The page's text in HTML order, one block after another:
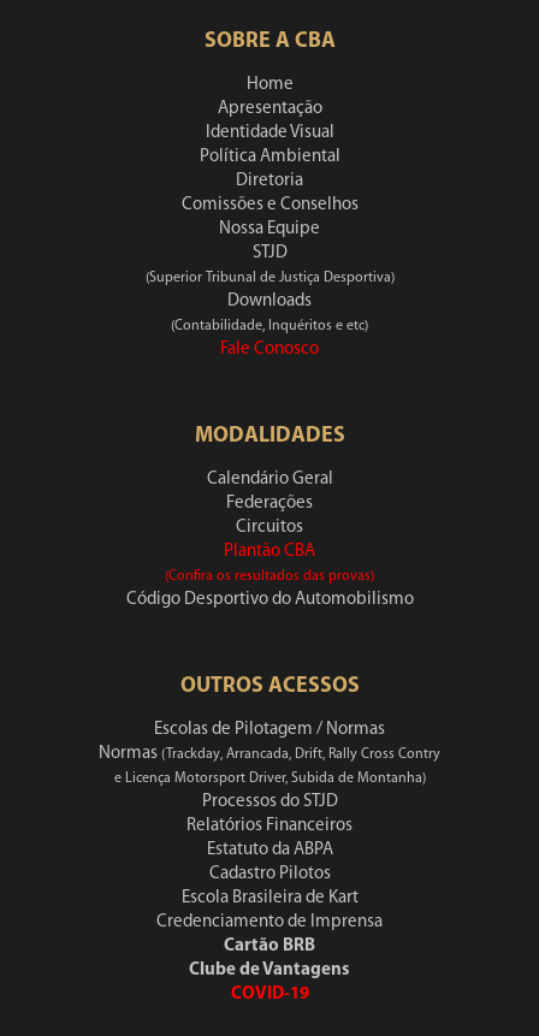
SOBRE A CBA
Home
Apresentação
Identidade Visual
Política Ambiental
Diretoria
Comissões e Conselhos
Nossa Equipe
STJD
(Superior Tribunal de Justiça Desportiva)
Downloads
(Contabilidade, Inquéritos e etc)
Fale Conosco
MODALIDADES
Calendário Geral
Federações
Circuitos
Plantão CBA
(Confira os resultados das provas)
Código Desportivo do Automobilismo
OUTROS ACESSOS
Escolas de Pilotagem / Normas
Normas (Trackday, Arrancada, Drift, Rally Cross Contry
e Licença Motorsport Driver, Subida de Montanha)
Processos do STJD
Relatórios Financeiros
Estatuto da ABPA
Cadastro Pilotos
Escola Brasileira de Kart
Credenciamento de Imprensa
Cartão BRB
Clube de Vantagens
COVID-19